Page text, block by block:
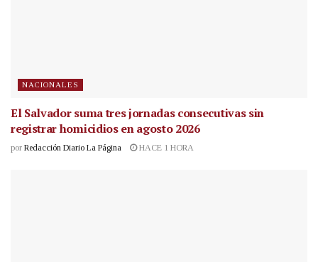
NACIONALES
El Salvador suma tres jornadas consecutivas sin
registrar homicidios en agosto 2026
por Redacción Diario La Página HACE 1 HORA